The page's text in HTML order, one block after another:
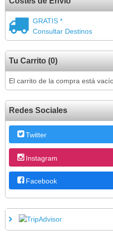
GRATIS *
Consultar Destinos
Tu Carrito (0)
El carrito de la compra está
Redes Sociales
Twitter
Instagram
Facebook